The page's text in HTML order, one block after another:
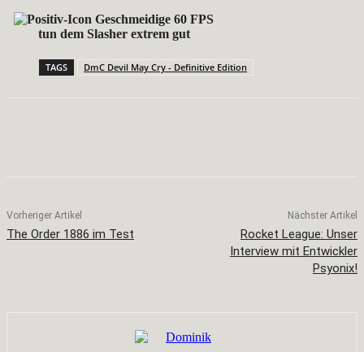
Geschmeidige 60 FPS
tun dem Slasher extrem gut
TAGS DmC Devil May Cry - Definitive Edition
Vorheriger Artikel
The Order 1886 im Test
Nächster Artikel
Rocket League: Unser
Interview mit Entwickler
Psyonix!